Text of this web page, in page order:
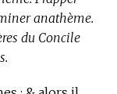
anathème.
du Concile